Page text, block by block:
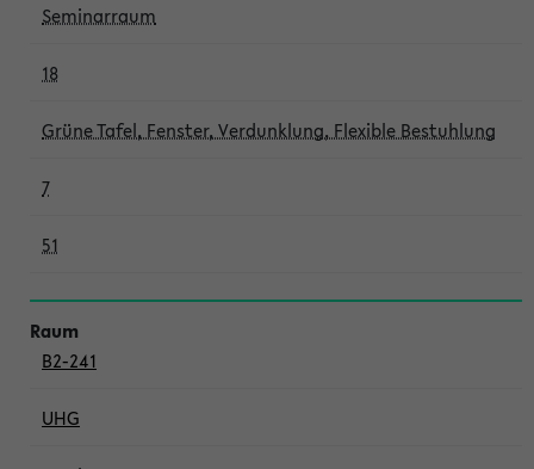
Seminarraum
18
Grüne Tafel, Fenster, Verdunklung, Flexible Bestuhlung
7
51
B2-241
UHG